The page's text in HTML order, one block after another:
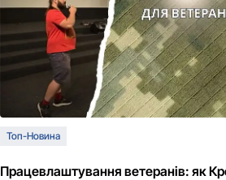
Топ-Новина
Працевлаштування ветеранів: як